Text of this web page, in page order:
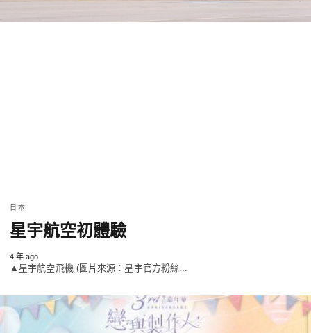
日本
星宇航空初體驗
4 年 ago
▲星宇航空飛機 (圖片來源：星宇官方粉絲...